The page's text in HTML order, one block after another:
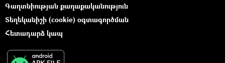
Գաղտնիության քաղաքականություն
Տեղեկանիշի (cookie) օգտագործման
Հետադարձ կապ